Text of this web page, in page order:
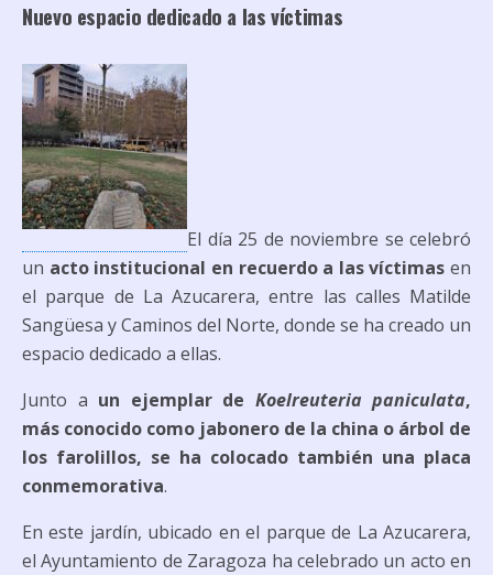
Nuevo espacio dedicado a las víctimas
El día 25 de noviembre se celebró
un acto institucional en recuerdo a las víctimas en
el parque de La Azucarera, entre las calles Matilde
Sangüesa y Caminos del Norte, donde se ha creado un
espacio dedicado a ellas.
Junto a un ejemplar de Koelreuteria paniculata,
más conocido como jabonero de la china o árbol de
los farolillos, se ha colocado también una placa
conmemorativa.
En este jardín, ubicado en el parque de La Azucarera,
el Ayuntamiento de Zaragoza ha celebrado un acto en